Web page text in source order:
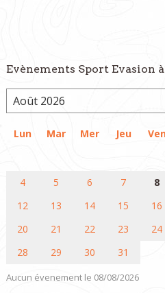
Evènements Sport Evasion
Lun Mar Mer Jeu
4
5 6 7 8
12
13 14 15 16
20
21 22 23 24
28
29 30 31
Aucun évenement le 08/08/2026